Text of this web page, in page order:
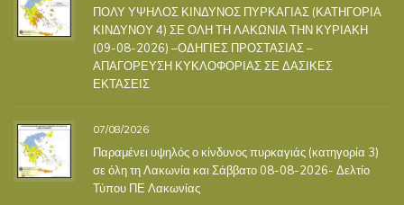
ΠΟΛΥ ΥΨΗΛΟΣ ΚΙΝΔΥΝΟΣ ΠΥΡΚΑΓΙΑΣ (ΚΑΤΗΓΟΡΙΑ
ΚΙΝΔΥΝΟΥ 4) ΣΕ ΟΛΗ ΤΗ ΛΑΚΩΝΙΑ ΤΗΝ ΚΥΡΙΑΚΗ
(09-08-2026) –ΟΔΗΓΙΕΣ ΠΡΟΣΤΑΣΙΑΣ –
ΑΠΑΓΟΡΕΥΣΗ ΚΥΚΛΟΦΟΡΙΑΣ ΣΕ ΔΑΣΙΚΕΣ
ΕΚΤΑΣΕΙΣ
07/08/2026
Παραμένει υψηλός ο κίνδυνος πυρκαγιάς (κατηγορία 3)
σε όλη τη Λακωνία και Σάββατο 08-08-2026- Δελτίο
Τύπου ΠΕ Λακωνίας